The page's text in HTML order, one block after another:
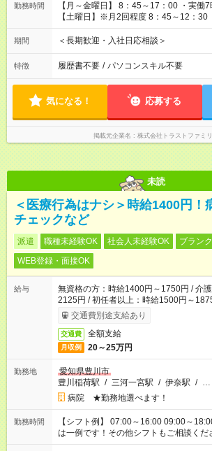
勤務時間
【月～金曜日】 8：45～17：00 ・実働
【土曜日】※月2回程度 8：45～12：30
憩なし ・食堂では、日替わりの定食や丼物、麺類など多彩なメ
ニューが食べられます！ コンビニやカフ
期間 ＜長期歓迎・入社日応相談＞
特徴 履歴書不要 / パソコンスキル不要
気になる！ 応募する
掲載元企業名 株式会社トラストファミ
未読
＜医療行為はナシ＞時給1400円！
チェックなど
派遣 職種未経験OK 社会人未経験OK
ブラン
WEB登録・面接OK
給与
無資格の方：時給1400円～1750円 / 介
2125円 / 初任者以上：時給1500円～
交通費別途支給あり
交通費 全額支給
月収例 20～25万円
勤務地
愛知県豊川市
豊川稲荷駅 / 三河一宮駅 / 伊奈駅 / …
病院 ★勤務地選べます！
勤務時間
【シフト例】 07:00～16:00 09:00～18:00
は一例です！その他シフトもご相談くだ